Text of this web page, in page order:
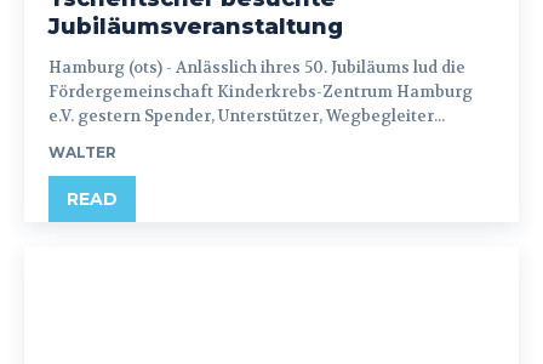
Jubiläumsveranstaltung
Hamburg (ots) - Anlässlich ihres 50. Jubiläums lud die
Fördergemeinschaft Kinderkrebs-Zentrum Hamburg
e.V. gestern Spender, Unterstützer, Wegbegleiter...
WALTER
READ